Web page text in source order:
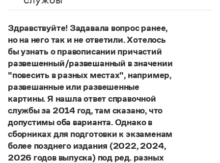
Словари русского языка как государственного
Правила русской орфографии и пунктуации
Русский язык. Краткий теоретический курс
для школьников
Письмовник
Справочник по пунктуации
Словарь-справочник трудностей
Справочник по фразеологии
Азбучные истины
Словарь-справочник непростые слова
Все справочники портала
Управление в русском языке
Словарь методических терминов
Правила русской орфографии и пунктуации
Здравствуйте! Задавала вопрос ранее,
но на него так и не ответили. Хотелось
бы узнать о правописании причастий
развешенный/развешанный в значении
"повесить в разных местах", например,
развешанные или развешенные
картины. Я нашла ответ справочной
службы за 2014 год, там сказано, что
допустимы оба варианта. Однако в
сборниках для подготовки к экзаменам
более позднего издания (2022, 2024,
2026 годов выпуска) под ред. разных